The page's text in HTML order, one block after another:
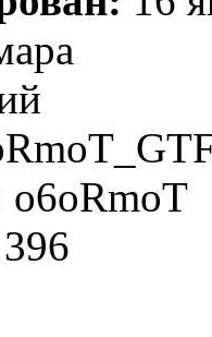
o6oRmoT
396